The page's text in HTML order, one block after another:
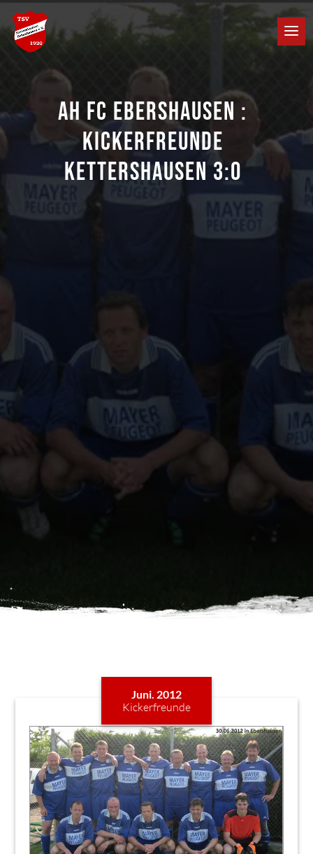
AH FC EBERSHAUSEN :
KICKERFREUNDE
KETTERSHAUSEN 3:0
Juni. 2012
Kickerfreunde